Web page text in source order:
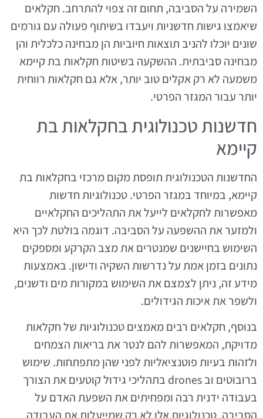
השמירה על הסביבה, תחום זה צפוי להתרחב. חקלאים
שיאמצו גישות חדשניות ויעבדו בשיתוף פעולה עם גורמים
שונים יוכלו להניב תוצאות חיוביות הן מבחינה כלכלית והן
מבחינה סביבתית. ההשקעה בשיטות חקלאות בת קיימא
משמעה לא רק אקלים טוב יותר, אלא גם חקלאות רווחית
יותר עבור המגזר הפרטי.
חדשנות טכנולוגית בחקלאות בת
קיימא
החדשנות הטכנולוגית תופסת מקום מרכזי בחקלאות בת
קיימא, במיוחד במגזר הפרטי. טכנולוגיות חדשות
מאפשרות לחקלאים לייעל את התהליכים החקלאיים
ולמזער את ההשפעה על הסביבה. דוגמה בולטת לכך היא
השימוש בחיישנים שמנטרים את מצב הקרקע ומספקים
נתונים בזמן אמת על נדרשות השקיה ודישון. באמצעות
מידע זה, ניתן לצמצם את השימוש במקורות מים ודשנים,
ולשפר את איכות הגידולים.
בנוסף, חקלאים רבים מאמצים טכנולוגיות של חקלאות
מדויקת, המאפשרות להם לנטר את בריאות הצמחים
ולזהות בעיות פוטנציאליות לפני שהן מתפתחות. שימוש
ברובוטים וב drones בתהליכי גידול קוטעים את הצורך
בעבודה ידנית רבה ומפחיתים את השפעת האדם על